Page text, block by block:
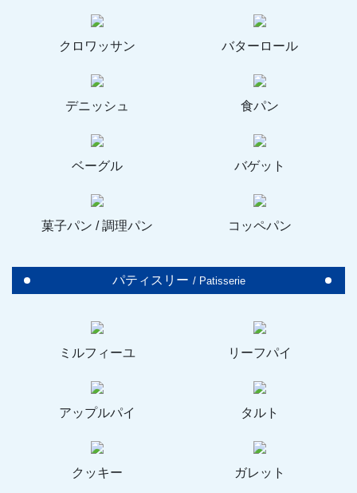
クロワッサン バターロール
デニッシュ 食パン
ベーグル バゲット
菓子パン / 調理パン コッペパン
パティスリー / Patisserie
ミルフィーユ リーフパイ
アップルパイ タルト
クッキー ガレット